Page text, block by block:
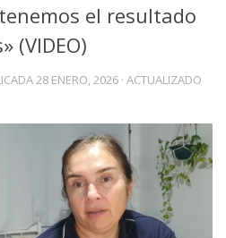
el resultado
(VIDEO)
28 ENERO, 2026 · ACTUALIZADO